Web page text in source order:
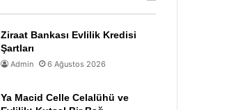
Ziraat Bankası Evlilik Kredisi
Şartları
Admin 6 Ağustos 2026
Ya Macid Celle Celalühü ve